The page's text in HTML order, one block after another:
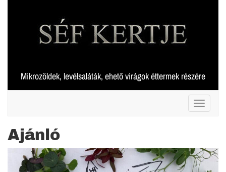
Mikrozöldek, levélsaláták, ehető virágok éttermek részére
Toggle
Ajánló